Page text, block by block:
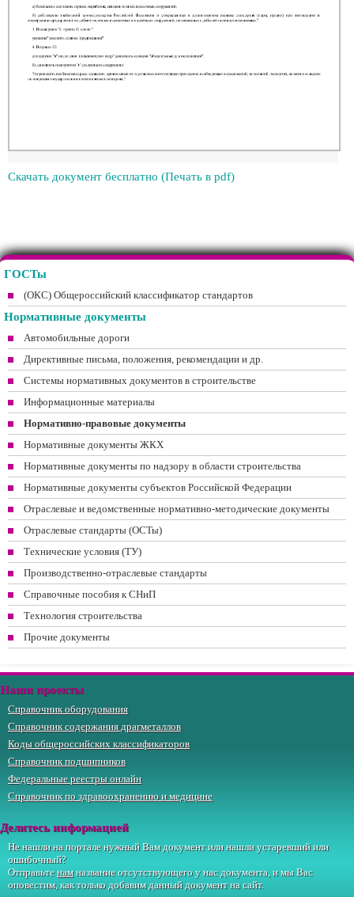
Скачать документ бесплатно (Печать в pdf)
ГОСТы
(ОКС) Общероссийский классификатор стандартов
Нормативные документы
Автомобильные дороги
Директивные письма, положения, рекомендации и др.
Системы нормативных документов в строительстве
Информационные материалы
Нормативно-правовые документы
Нормативные документы ЖКХ
Нормативные документы по надзору в области строительства
Нормативные документы субъектов Российской Федерации
Отраслевые и ведомственные нормативно-методические документы
Отраслевые стандарты (ОСТы)
Технические условия (ТУ)
Производственно-отраслевые стандарты
Справочные пособия к СНиП
Технология строительства
Прочие документы
Наши проекты
Справочник оборудования
Справочник содержания драгметаллов
Коды общероссийских классификаторов
Справочник подшипников
Федеральные реестры онлайн
Справочник по здравоохранению и медицине
Делитесь информацией
Не нашли на портале нужный Вам документ или нашли устаревший или
ошибочный?
Отправьтенамназвание отсутствующего у нас документа, и мы Вас
оповестим, как только добавим данный документ на сайт.